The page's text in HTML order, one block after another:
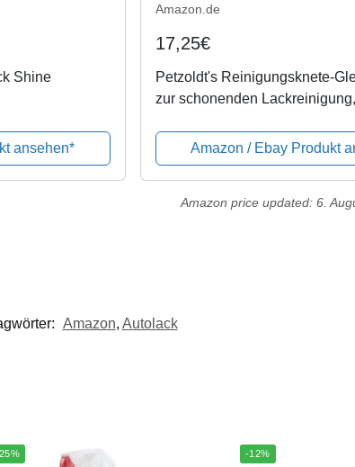
Shine
ansehen*
Amazon.de
17,25€
Petzoldt's Reinigungsknete-
zur schonenden Lackreinigung,
Amazon / Ebay Produkt
Amazon price updated:6.
Amazon, Autolack
-12%